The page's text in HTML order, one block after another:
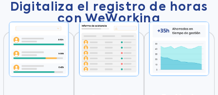
Digitaliza el registro de horas
con WeWorking